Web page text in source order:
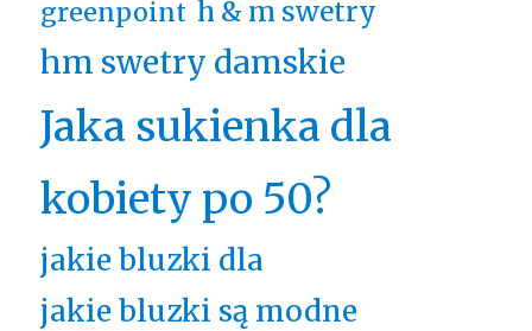
greenpoint h & m swetry
hm swetry damskie
Jaka sukienka dla
kobiety po 50?
jakie bluzki dla
jakie bluzki są modne